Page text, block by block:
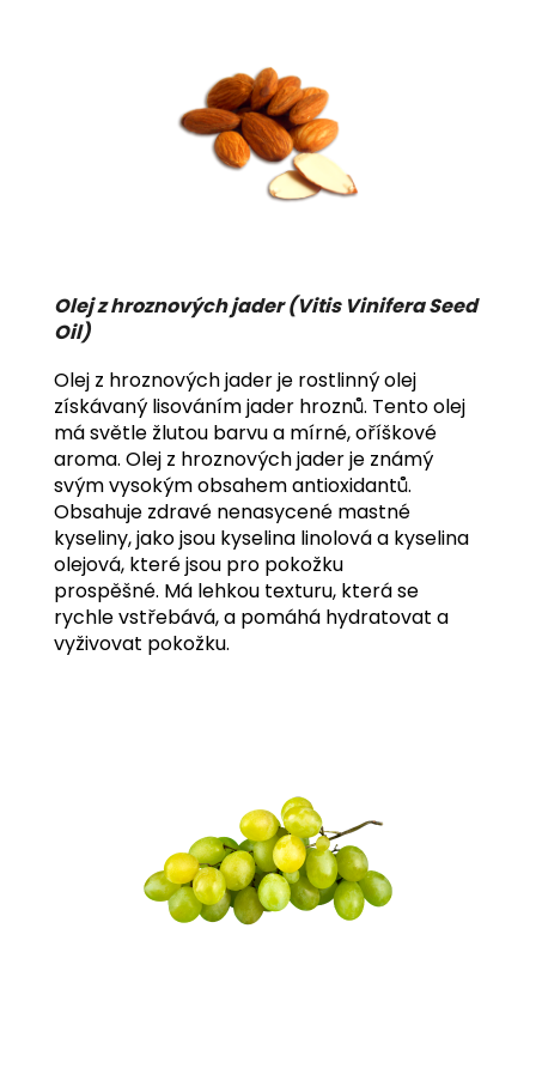
Olej z hroznových jader(Vitis Vinifera Seed
Oil)
Olej z hroznových jader je rostlinný olej
získávaný lisováním jader hroznů. Tento olej
má světle žlutou barvu a mírné, oříškové
aroma. Olej z hroznových jader je známý
svým vysokým obsahem antioxidantů.
Obsahuje zdravé nenasycené mastné
kyseliny, jako jsou kyselina linolová a kyselina
olejová, které jsou pro pokožku
prospěšné. Má lehkou texturu, která se
rychle vstřebává, a pomáhá hydratovat a
vyživovat pokožku.